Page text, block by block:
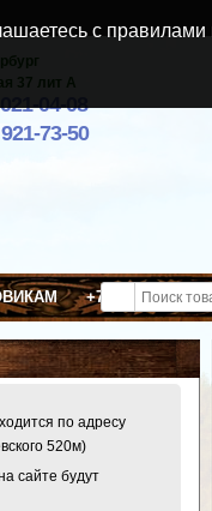
37 лит А
04-08
73-50
+7 (911) 021-04-
по адресу
520м)
сайте будут
с